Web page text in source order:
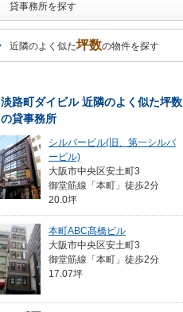
貸事務所を探す
近隣のよく似た坪数の物件を探す
淡路町ダイビル 近隣のよく似た坪数
の貸事務所
シルバービル(旧、第一シルバ
ービル)
大阪市中央区安土町3
御堂筋線「本町」徒歩2分
20.0坪
本町ABC髙橋ビル
大阪市中央区安土町3
御堂筋線「本町」徒歩2分
17.07坪